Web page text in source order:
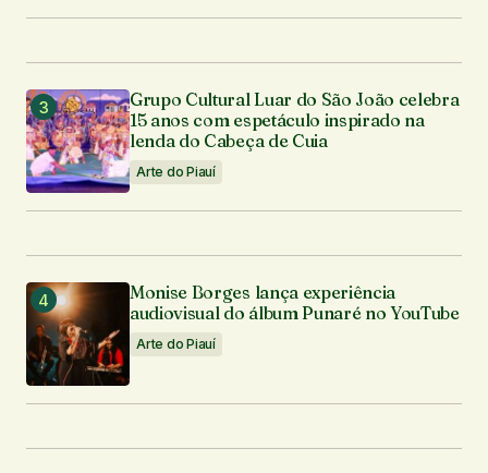
Grupo Cultural Luar do São João celebra
15 anos com espetáculo inspirado na
lenda do Cabeça de Cuia
Arte do Piauí
Monise Borges lança experiência
audiovisual do álbum Punaré no YouTube
Arte do Piauí